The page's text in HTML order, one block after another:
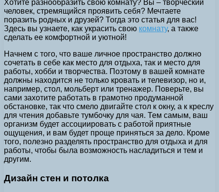
Хотите разнообразить свою комнату? Вы – творческий
человек, стремящийся проявить себя? Мечтаете
поразить родных и друзей? Тогда это статья для вас!
Здесь вы узнаете, как украсить свою комнату, а также
сделать ее комфортной и уютной!
Начнем с того, что ваше личное пространство должно
сочетать в себе как место для отдыха, так и место для
работы, хобби и творчества. Поэтому в вашей комнате
должны находится не только кровать и телевизор, но и,
например, стол, мольберт или тренажер. Поверьте, вы
сами захотите работать в грамотно продуманной
обстановке, так что смело двигайте стол к окну, а к креслу
для чтения добавьте тумбочку для чая. Тем самым, ваш
организм будет ассоциировать с работой приятные
ощущения, и вам будет проще приняться за дело. Кроме
того, полезно разделять пространство для отдыха и для
работы, чтобы была возможность насладиться и тем и
другим.
Дизайн стен и потолка